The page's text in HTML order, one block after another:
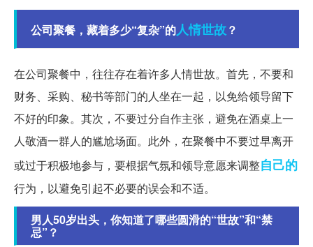
公司聚餐，藏着多少“复杂”的人情世故？
在公司聚餐中，往往存在着许多人情世故。首先，不要和
财务、采购、秘书等部门的人坐在一起，以免给领导留下
不好的印象。其次，不要过分自作主张，避免在酒桌上一
人敬酒一群人的尴尬场面。此外，在聚餐中不要过早离开
或过于积极地参与，要根据气氛和领导意愿来调整自己的
行为，以避免引起不必要的误会和不适。
男人50岁出头，你知道了哪些圆滑的“世故”和“禁
忌”？